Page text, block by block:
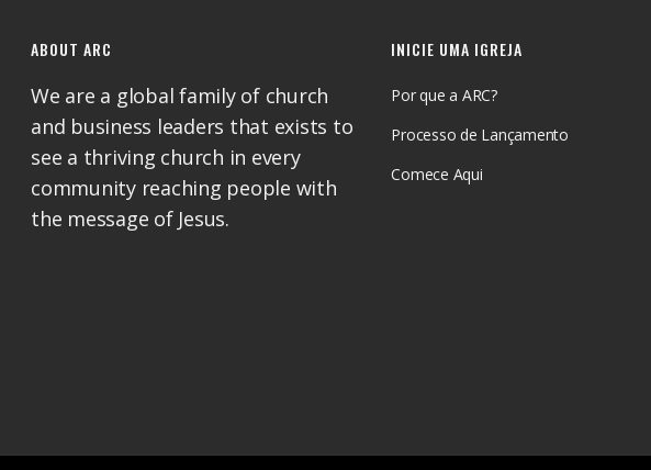
ABOUT ARC
We are a global family of church
and business leaders that exists to
see a thriving church in every
community reaching people with
the message of Jesus.
INICIE UMA IGREJA
Por que a ARC?
Processo de Lançamento
Comece Aqui